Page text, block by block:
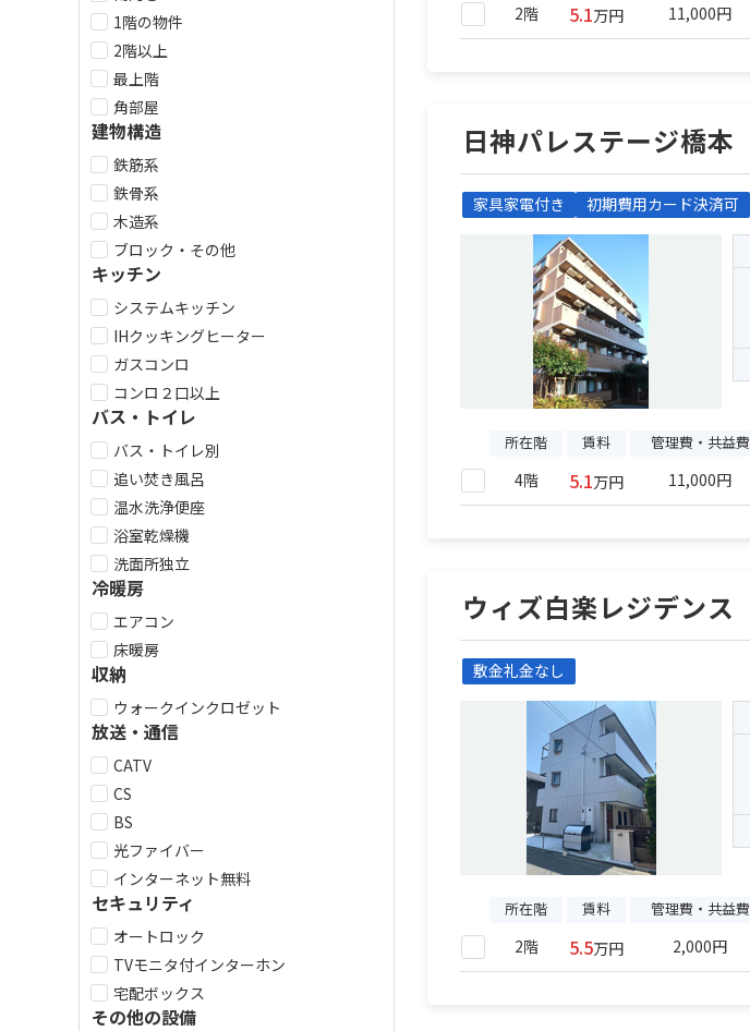
2階 5.1万円 11,000円
日神パレステージ橋本
家具家電付き 初期費用カード決済可
所在階 賃料 管理費・共益費
4階 5.1万円 11,000円
ウィズ白楽レジデンス
敷金礼金なし
所在階 賃料 管理費・共益費
2階 5.5万円 2,000円
1階の物件
2階以上
最上階
角部屋
建物構造
鉄筋系
鉄骨系
木造系
ブロック・その他
キッチン
システムキッチン
IHクッキングヒーター
ガスコンロ
コンロ２口以上
バス・トイレ
バス・トイレ別
追い焚き風呂
温水洗浄便座
浴室乾燥機
洗面所独立
冷暖房
エアコン
床暖房
収納
ウォークインクロゼット
放送・通信
CATV
CS
BS
光ファイバー
インターネット無料
セキュリティ
オートロック
TVモニタ付インターホン
宅配ボックス
その他の設備